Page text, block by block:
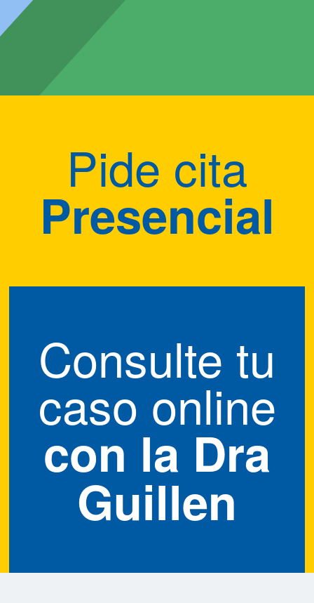
Pide cita
Presencial
Consulte tu
caso online
con la Dra
Guillen